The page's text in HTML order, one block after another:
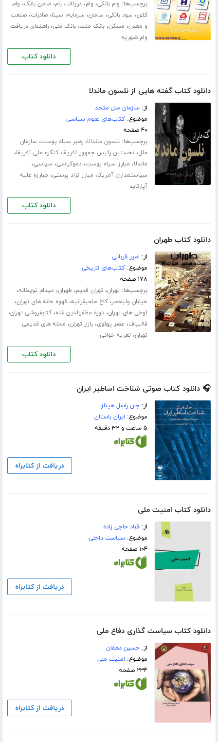
برچسب‌ها: وام بانکی، وام،دریافت بام،ضامن بانک، وام
کلان، سود بانکی، سامان، سرمایه، سینا،صادرات،صنعت
و معدن، مسکن،بانک ملت،بانک ملی،راهنمای دریافت
وام شهریه
دانلود کتاب
دانلود کتاب گفته هایی از نلسون ماندلا
از:سازمان ملل متحد
موضوع:کتاب‌های علوم سیاسی
۴۰ صفحه
برچسب‌ها:نلسون ماندالا،رهبر سیاه پوست، سازمان
ملل،نخستین رئیس جمهور آفریقا،کنگره ملی آفریقا،
ماندلا، مبارز سیاه پوست،دموکراسی، سیاسی،
سیاستمداران آمریکا، مبارز نژاد پرستی، مبارزه علیه
آپارتاید
دانلود کتاب
دانلود کتاب طهران
از: امیر قربانی
موضوع:کتاب‌های تاریخی
۱۷۸ صفحه
برچسب‌ها: تهران، تهران قدیم، طهران، میدام توپخانه،
خیابان ولیعصر،کاخ صاحبقرانیه، قهوه خانه های تهران،
لوطی های تهران،دوره مظفرالدین شاه،کتابفروشی تهران،
قالیباف، عصر پهلوی،بازار تهران، محله های قدیمی
تهران، تعزیه خوانی
دانلود کتاب
🎧 دانلود کتاب صوتی شناخت اساطیر ایران
از:جان راسل هینلز
موضوع: ایران باستان
۵ ساعت و ۳۲ دقیقه
دریافت از کتابراه
دانلود کتاب امنیت ملی
از:قباد حاجی زاده
موضوع:سیاست داخلی
۱۰۴ صفحه
دریافت از کتابراه
دانلود کتاب سیاست گذاری دفاع ملی
از:حسین دهقان
موضوع: امنیت ملی
۲۳۴ صفحه
دریافت از کتابراه